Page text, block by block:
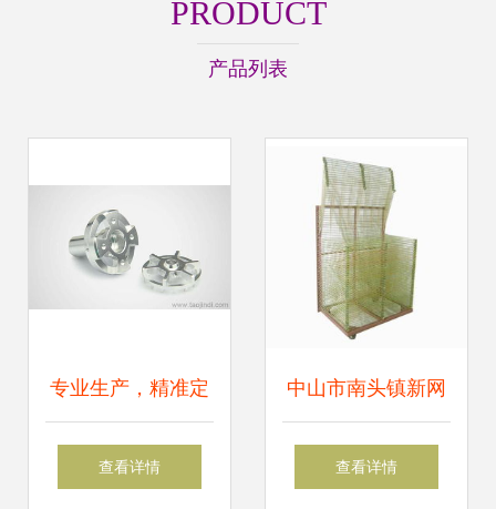
PRODUCT
产品列表
专业生产，精准定
制 铝件、不锈钢、
查看详情
中山市南头镇新网
新五金制品厂——
查看详情